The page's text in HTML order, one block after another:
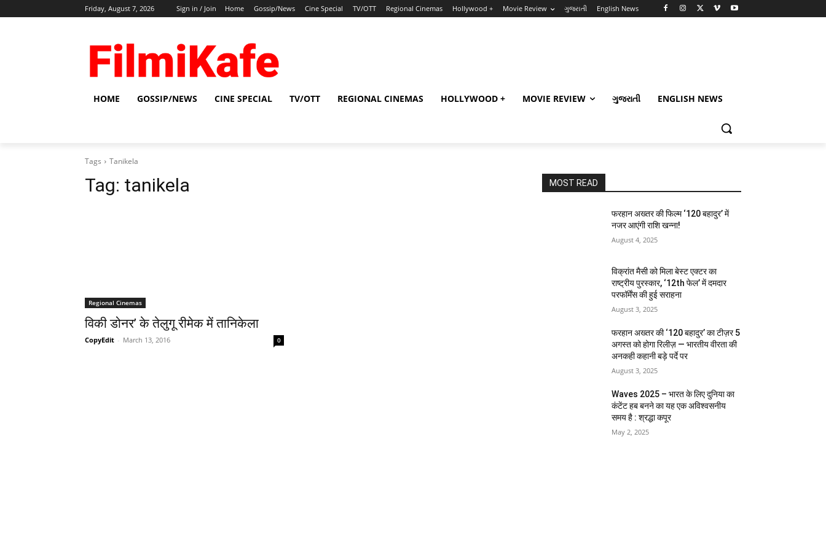
Friday, August 7, 2026 Sign in / Join Home Gossip/News Cine Special TV/OTT Regional Cinemas Hollywood + Movie Review ગુજરાતી English News
HOME GOSSIP/NEWS CINE SPECIAL TV/OTT REGIONAL CINEMAS HOLLYWOOD + MOVIE REVIEW ગુજરાતી ENGLISH NEWS
Tags Tanikela
Tag: tanikela
Regional Cinemas
विकी डोनर’ के तेलुगू रीमेक में तानिकेला
CopyEdit - March 13, 2016 0
MOST READ
फरहान अख्तर की फिल्म ‘120 बहादुर’ में
नजर आएंगी राशि खन्ना!
August 4, 2025
विक्रांत मैसी को मिला बेस्ट एक्टर का
राष्ट्रीय पुरस्कार, ‘12th फेल’ में दमदार
परफॉर्मेंस की हुई सराहना
August 3, 2025
फरहान अख्तर की ‘120 बहादुर’ का टीज़र 5
अगस्त को होगा रिलीज़ — भारतीय वीरता की
अनकही कहानी बड़े पर्दे पर
August 3, 2025
Waves 2025 – भारत के लिए दुनिया का
कंटेंट हब बनने का यह एक अविश्वसनीय
समय है : श्रद्धा कपूर
May 2, 2025